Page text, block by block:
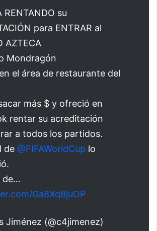
RENTANDO su
para ENTRAR al
AZTECA
Mondragón
el área de restaurante del
más $ y ofreció en
rentar su acreditación
a todos los partidos.
de @FIFAWorldCup lo
de…
Ga8Xq8juOP
Jiménez (@c4jimenez)